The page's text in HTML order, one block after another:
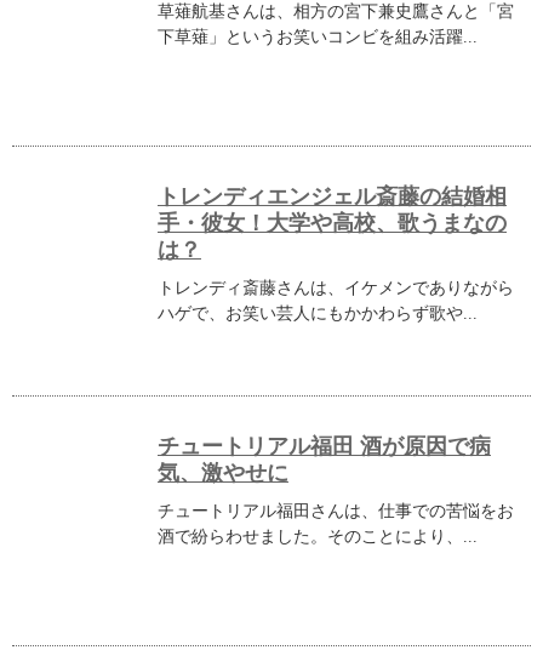
草薙航基さんは、相方の宮下兼史鷹さんと「宮
下草薙」というお笑いコンビを組み活躍...
トレンディエンジェル斎藤の結婚相
手・彼女！大学や高校、歌うまなの
は？
トレンディ斎藤さんは、イケメンでありながら
ハゲで、お笑い芸人にもかかわらず歌や...
チュートリアル福田 酒が原因で病
気、激やせに
チュートリアル福田さんは、仕事での苦悩をお
酒で紛らわせました。そのことにより、...